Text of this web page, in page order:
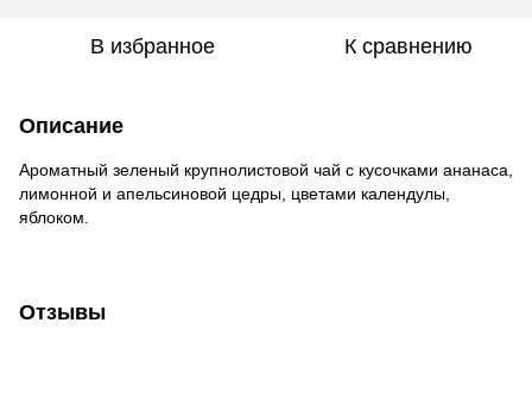
В избранное К сравнению
Описание
Ароматный зеленый крупнолистовой чай с кусочками ананаса,
лимонной и апельсиновой цедры, цветами календулы,
яблоком.
Отзывы